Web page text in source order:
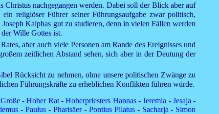
Christus nachgegangen werden. Dabei soll der Blick aber auf
religiöser Führer seiner Führungsaufgabe zwar politisch,
Kaiphas gut zu studieren, denn in vielen Fällen werden
Wille Gottes ist.
aber auch viele Personen am Rande des Ereignisses und
zeitlichen Abstand sehen, sich aber in der Deutung der
Rücksicht zu nehmen, ohne unsere politischen Zwänge zu
Führungskräfte zu erheblichen Konflikten führen würde.
-Hoher Rat-Hoherpriesters Hannas-Jeremia - Jesaja -
-Paulus - Pharisäer- Pontius Pilatus- Sacharja - Simon